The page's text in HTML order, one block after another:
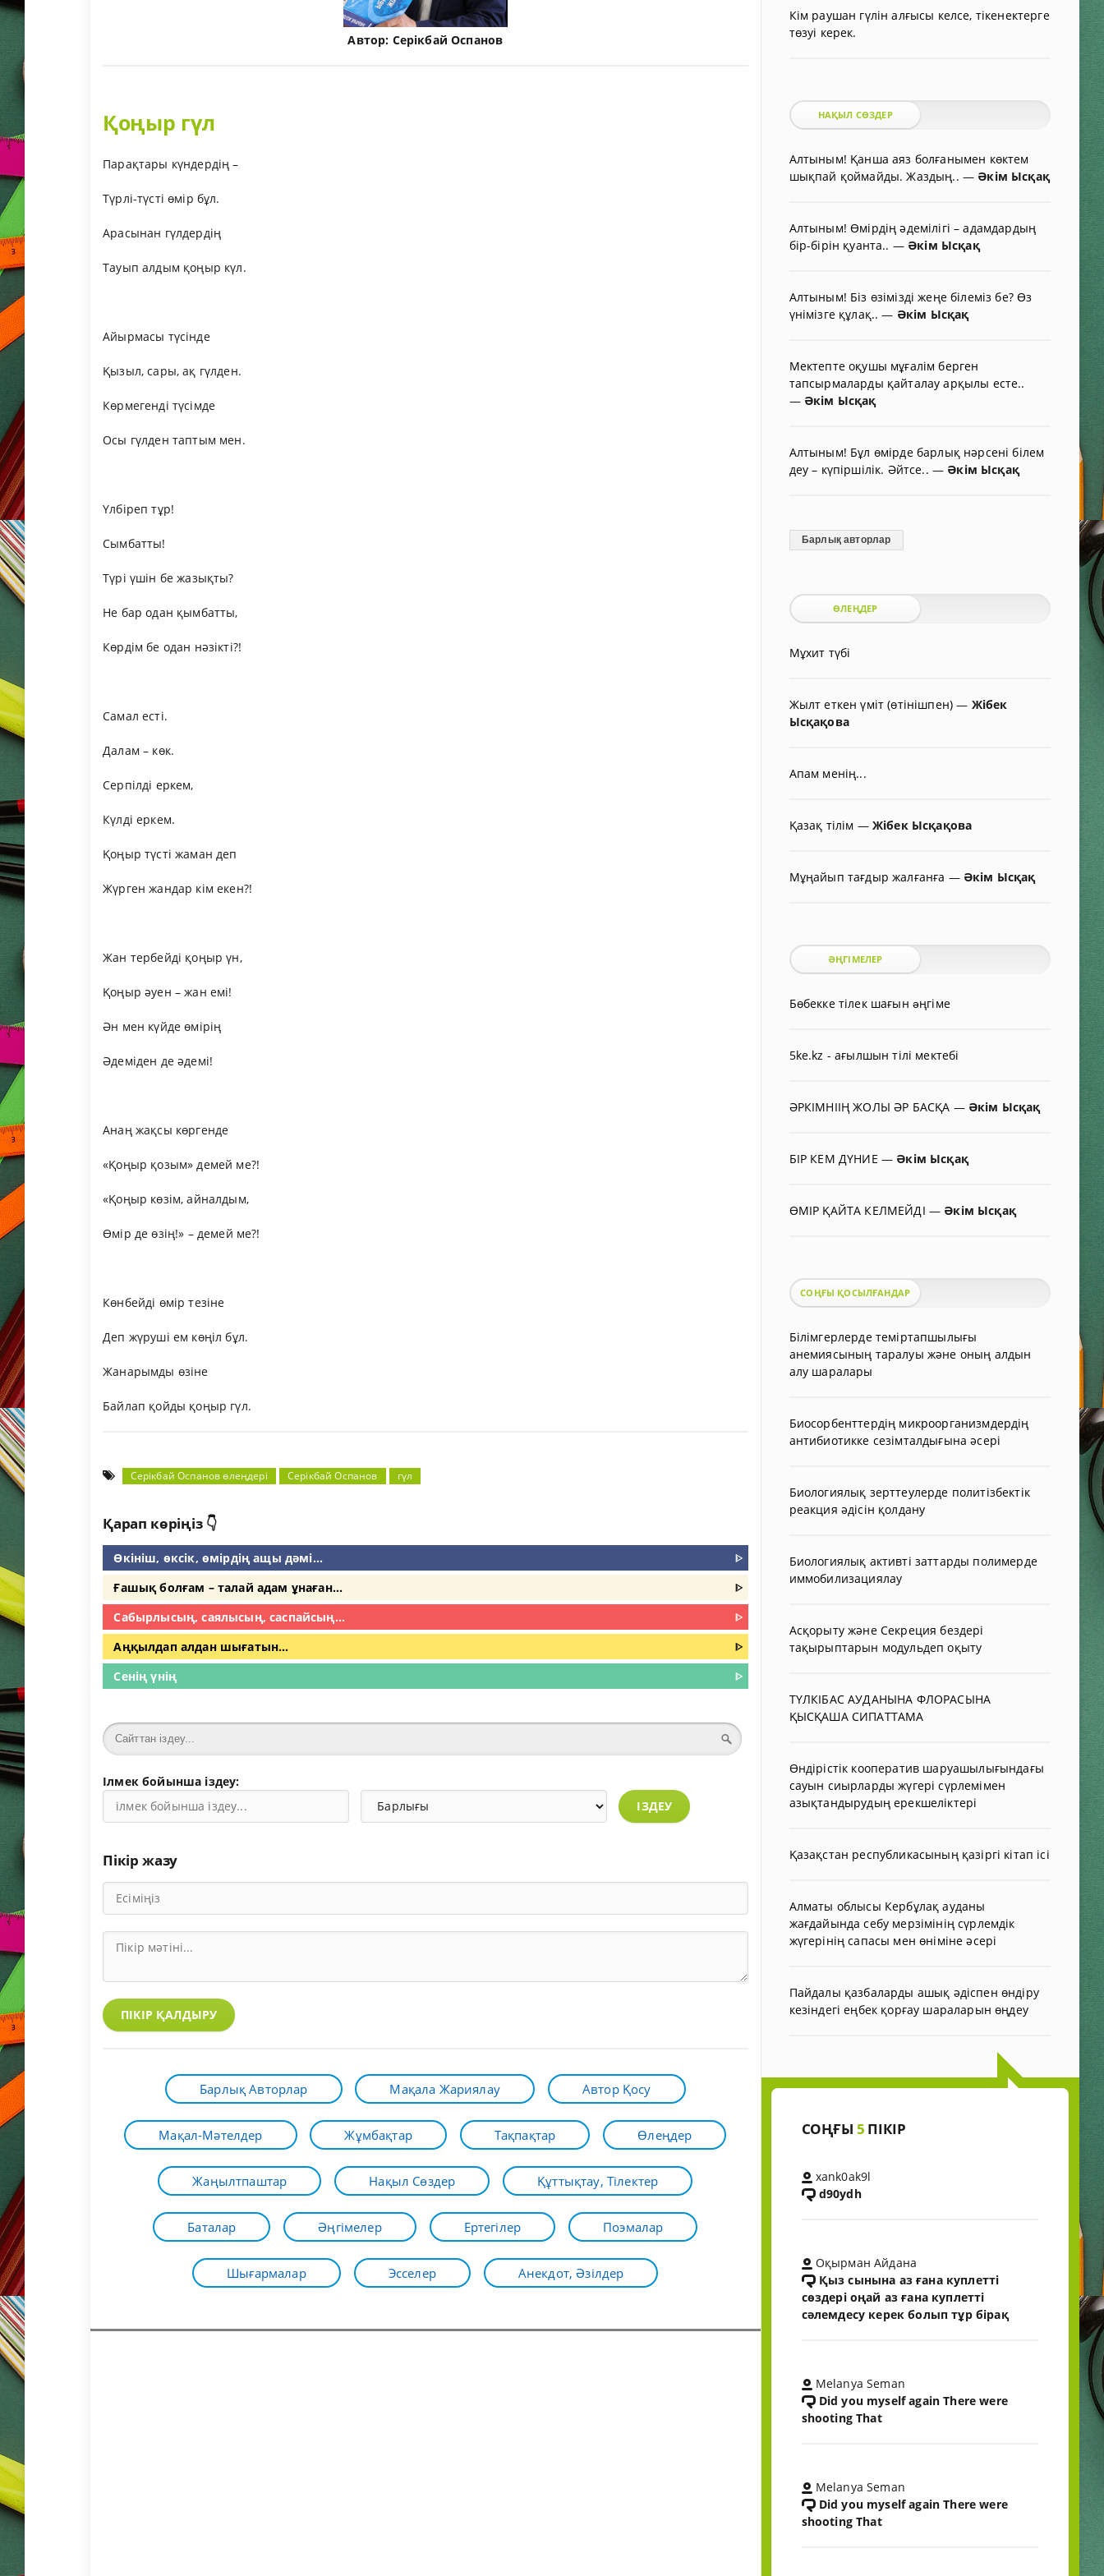
Автор: Серікбай Оспанов
Қоңыр гүл
Парақтары күндердің –
Түрлі-түсті өмір бұл.
Арасынан гүлдердің
Тауып алдым қоңыр күл.
Айырмасы түсінде
Қызыл, сары, ақ гүлден.
Көрмегенді түсімде
Осы гүлден таптым мен.
Үлбіреп тұр!
Сымбатты!
Түрі үшін бе жазықты?
Не бар одан қымбатты,
Көрдім бе одан нәзікті?!
Самал есті.
Далам – көк.
Серпілді еркем,
Күлді еркем.
Қоңыр түсті жаман деп
Жүрген жандар кім екен?!
Жан тербейді қоңыр үн,
Қоңыр әуен – жан емі!
Ән мен күйде өмірің
Әдеміден де әдемі!
Анаң жақсы көргенде
«Қоңыр қозым» демей ме?!
«Қоңыр көзім, айналдым,
Өмір де өзің!» – демей ме?!
Көнбейді өмір тезіне
Деп жүруші ем көңіл бұл.
Жанарымды өзіне
Байлап қойды қоңыр гүл.
Серікбай Оспанов өлеңдері Серікбай Оспанов гүл
Қарап көріңіз 👇
Өкініш, өксік, өмірдің ащы дәмі...
ᐈ
Ғашық болғам – талай адам ұнаған...
ᐈ
Сабырлысың, саялысың, саспайсың...
ᐈ
Аңқылдап алдан шығатын...
ᐈ
Сенің үнің
ᐈ
Ілмек бойынша іздеу:
ІЗДЕУ
Пікір жазу
ПІКІР ҚАЛДЫРУ
Барлық Авторлар Мақала Жариялау Автор Қосу
Мақал-Мәтелдер Жұмбақтар Тақпақтар Өлеңдер
Жаңылтпаштар Нақыл Сөздер Құттықтау, Тілектер
Баталар Әңгімелер Ертегілер Поэмалар
Шығармалар Эсселер Анекдот, Әзілдер
Кім раушан гүлін алғысы келсе, тікенектерге
төзуі керек.
НАҚЫЛ СӨЗДЕР
Алтыным! Қанша аяз болғанымен көктем
шықпай қоймайды. Жаздың.. — Әкім Ысқақ
Алтыным! Өмірдің әдемілігі – адамдардың
бір-бірін қуанта.. — Әкім Ысқақ
Алтыным! Біз өзімізді жеңе білеміз бе? Өз
үнімізге құлақ..— Әкім Ысқақ
Мектепте оқушы мұғалім берген
тапсырмаларды қайталау арқылы есте..
— Әкім Ысқақ
Алтыным! Бұл өмірде барлық нәрсені білем
деу – күпіршілік. Әйтсе.. — Әкім Ысқақ
Барлық авторлар
ӨЛЕҢДЕР
Мұхит түбі
Жылт еткен үміт (өтінішпен)— Жібек
Ысқақова
Апам менің...
Қазақ тілім — Жібек Ысқақова
Мұңайып тағдыр жалғанға — Әкім Ысқақ
ӘҢГІМЕЛЕР
Бөбекке тілек шағын əңгіме
5ke.kz - ағылшын тілі мектебі
ӘРКІМНІІҢ ЖОЛЫ ӘР БАСҚА — Әкім Ысқақ
БІР КЕМ ДҮНИЕ — Әкім Ысқақ
ӨМІР ҚАЙТА КЕЛМЕЙДІ — Әкім Ысқақ
СОҢҒЫ ҚОСЫЛҒАНДАР
Білімгерлерде теміртапшылығы
анемиясының таралуы және оның алдын
алу шаралары
Биосорбенттердің микроорганизмдердің
антибиотикке сезімталдығына әсері
Биологиялық зерттеулерде политізбектік
реакция әдісін қолдану
Биологиялық активті заттарды полимерде
иммобилизациялау
Асқорыту және Секреция бездері
тақырыптарын модульдеп оқыту
ТҮЛКІБАС АУДАНЫНА ФЛОРАСЫНА
ҚЫСҚАША СИПАТТАМА
Өндірістік кооператив шаруашылығындағы
сауын сиырларды жүгері сүрлемімен
азықтандырудың ерекшеліктері
Қазақстан республикасының қазіргі кітап ісі
Алматы облысы Кербұлақ ауданы
жағдайында себу мерзімінің сүрлемдік
жүгерінің сапасы мен өніміне әсері
Пайдалы қазбаларды ашық әдіспен өндіру
кезіндегі еңбек қорғау шараларын өңдеу
СОҢҒЫ 5 ПІКІР
xank0ak9l
d90ydh
Оқырман Айдана
Қыз сынына аз ғана куплетті
сөздері оңай аз ғана куплетті
сәлемдесу керек болып тұр бірақ
Melanya Seman
Did you myself again There were
shooting That
Melanya Seman
Did you myself again There were
shooting That